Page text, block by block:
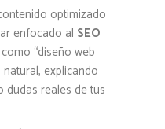
optimizado
enfocado al SEO
“diseño web
explicando
dudas reales de tus